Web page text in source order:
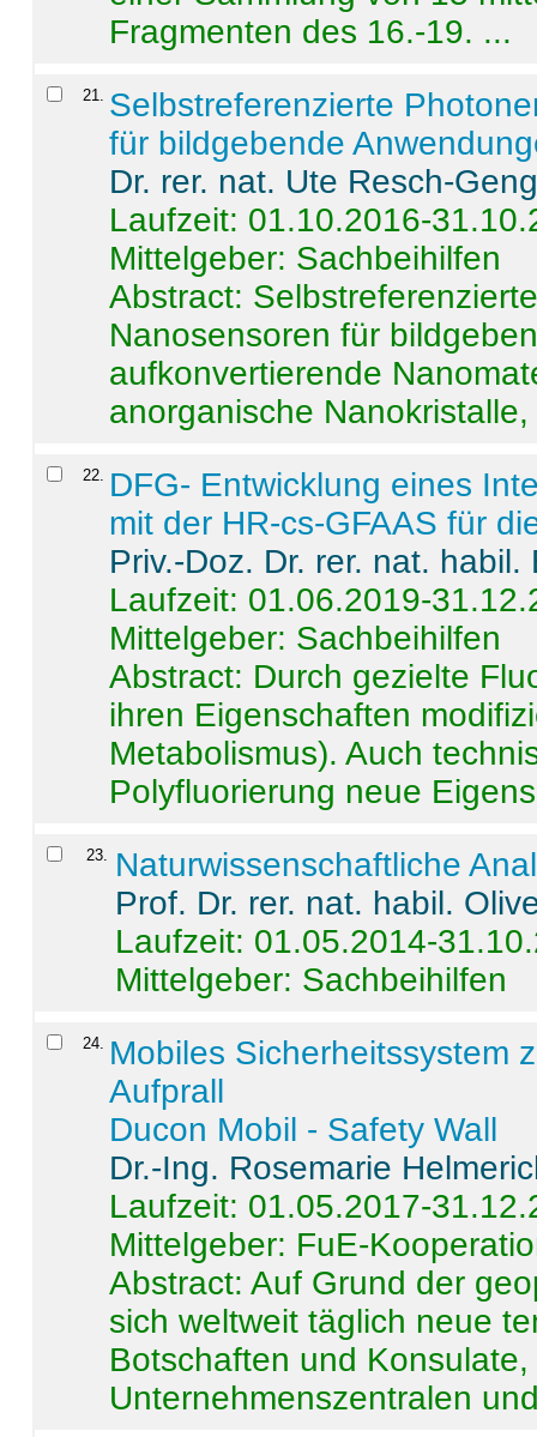
Fragmenten des 16.-19. ...
21
Selbstreferenzierte
für bildgebende
Dr. rer. nat. Ute Resch-
Laufzeit: 01.10.2016-
Mittelgeber: Sachbeihilfen
Abstract:
Nanosensoren für
aufkonvertierende
anorganische
22
DFG- Entwicklung eines
mit der HR-cs-GFAAS für
Priv.-Doz. Dr. rer. nat.
Laufzeit: 01.06.2019-
Mittelgeber: Sachbeihilfen
Abstract: Durch gezielte
ihren Eigenschaften
Metabolismus). Auch
Polyfluorierung neue
23. Naturwissenschaftliche
Prof. Dr. rer. nat. habil.
Laufzeit: 01.05.2014-
Mittelgeber: Sachbeihilfen
24. Mobiles Sicherheitssystem
Aufprall
Ducon Mobil - Safety Wall
Dr.-Ing. Rosemarie
Laufzeit: 01.05.2017-
Mittelgeber: FuE-
Abstract:Auf Grund der
sich weltweit täglich neue
Botschaften und
Unternehmenszentralen